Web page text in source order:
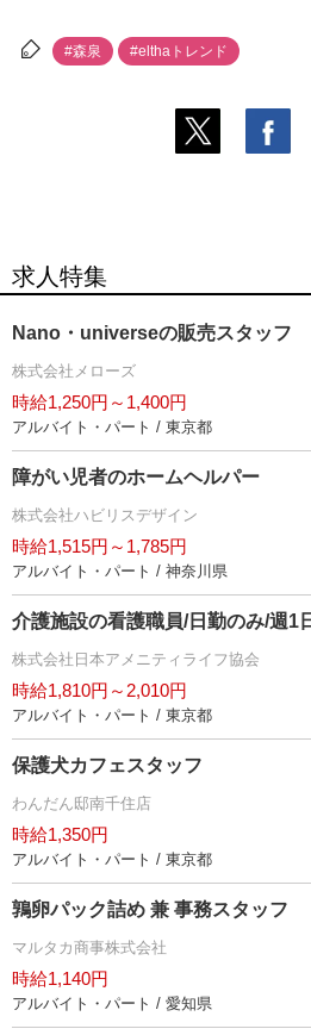
#森泉 #elthaトレンド
求人特集
Nano・universeの販売スタッフ
株式会社メローズ
時給1,250円～1,400円
アルバイト・パート / 東京都
障がい児者のホームヘルパー
株式会社ハビリスデザイン
時給1,515円～1,785円
アルバイト・パート / 神奈川県
介護施設の看護職員/日勤のみ/週1
株式会社日本アメニティライフ協会
時給1,810円～2,010円
アルバイト・パート / 東京都
保護犬カフェスタッフ
わんだん邸南千住店
時給1,350円
アルバイト・パート / 東京都
鶉卵パック詰め 兼 事務スタッフ
マルタカ商事株式会社
時給1,140円
アルバイト・パート / 愛知県